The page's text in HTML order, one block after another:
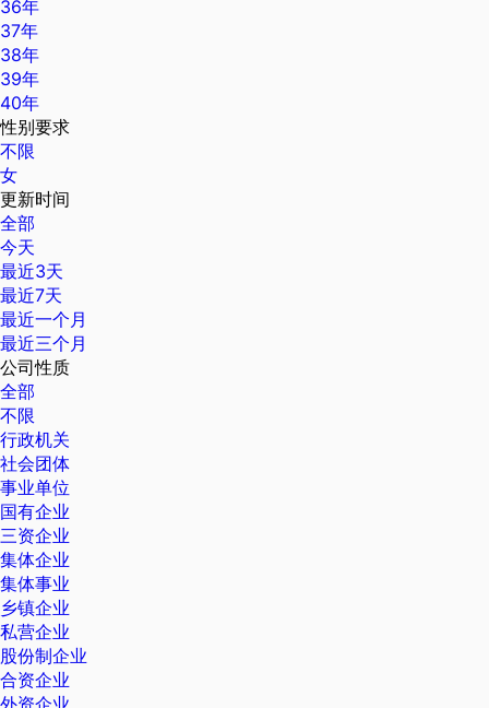
36年
37年
38年
39年
40年
性别要求
不限
女
更新时间
全部
今天
最近3天
最近7天
最近一个月
最近三个月
公司性质
全部
不限
行政机关
社会团体
事业单位
国有企业
三资企业
集体企业
集体事业
乡镇企业
私营企业
股份制企业
合资企业